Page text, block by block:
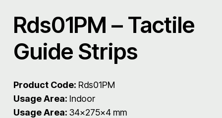
Rds01PM – Tactile
Guide Strips
Product Code: Rds01PM
Usage Area: Indoor
Usage Area: 34x275x4 mm